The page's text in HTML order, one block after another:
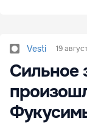
Vesti 19
Сильное